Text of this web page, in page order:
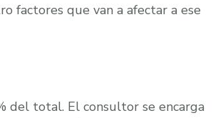
factores que van a afectar a ese
del total. El consultor se encarga